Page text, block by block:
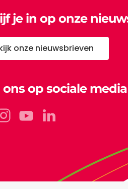
je in op onze
onze nieuwsbrieven
ons op sociale media